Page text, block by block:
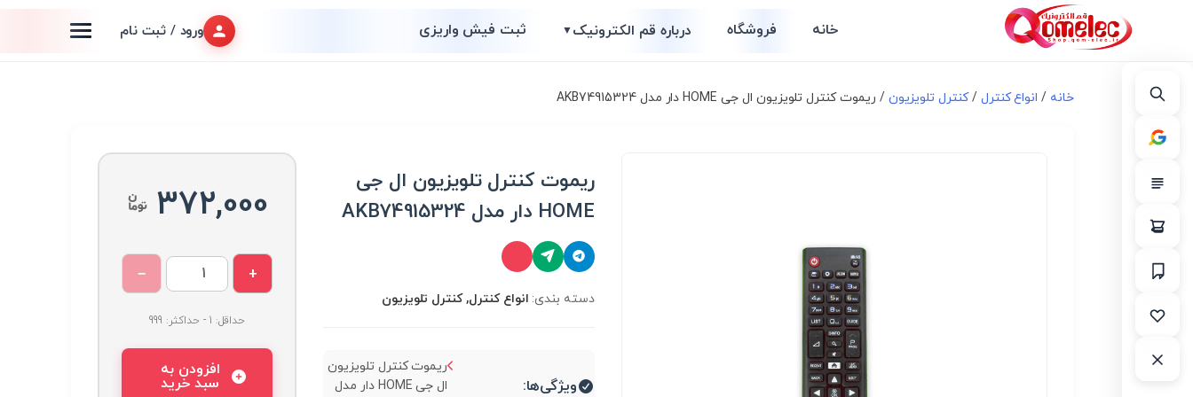
خانه فروشگاه درباره قم الکترونیک▼ ثبت فیش واریزی ورود / ثبت نام
خانه / انواع کنترل /کنترل تلویزیون / ریموت کنترل تلویزیون ال جی HOME دار مدل AKB74915324
ریموت کنترل تلویزیون ال جی
HOME دار مدل AKB74915324
دسته بندی: انواع کنترل, کنترل تلویزیون
ویژگی‌ها:
ریموت کنترل تلویزیون
ال جی HOME دار مدل
372,000
+
−
حداقل: 1 - حداکثر: 999
افزودن به
سبد خرید